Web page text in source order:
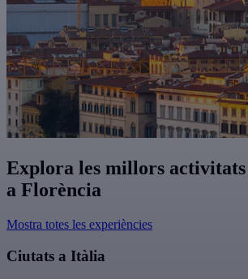
Explora les millors activitats
a Florència
Mostra totes les experiències
Ciutats a Itàlia